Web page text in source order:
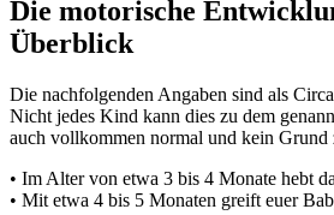
Die motorische
Überblick
Die nachfolgenden Angaben sind als
Nicht jedes Kind kann dies zu dem
auch vollkommen normal und kein Grund
• Im Alter von etwa 3 bis 4 Monate hebt
• Mit etwa 4 bis 5 Monaten greift euer